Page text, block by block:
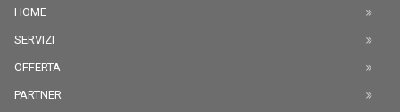
HOME
SERVIZI
OFFERTA
PARTNER